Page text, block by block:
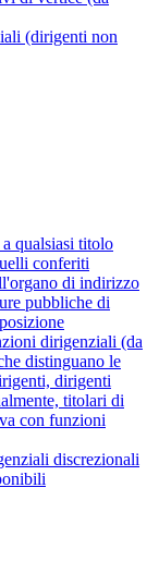
(dirigenti non
qualsiasi titolo
conferiti
di indirizzo
pubbliche di
dirigenziali (da
distinguano le
dirigenti
titolari di
con funzioni
discrezionali